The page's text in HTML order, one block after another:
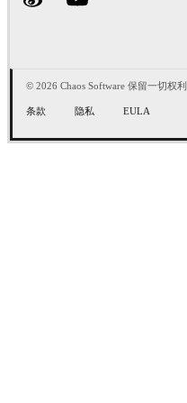
© 2026 Chaos Software 保留一切权利
条款 隐私 EULA